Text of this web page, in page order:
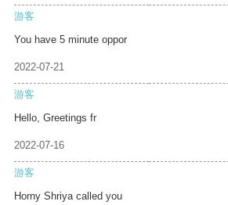
游客
You have 5 minute oppor
2022-07-21
游客
Hello, Greetings fr
2022-07-16
游客
Horny Shriya called you